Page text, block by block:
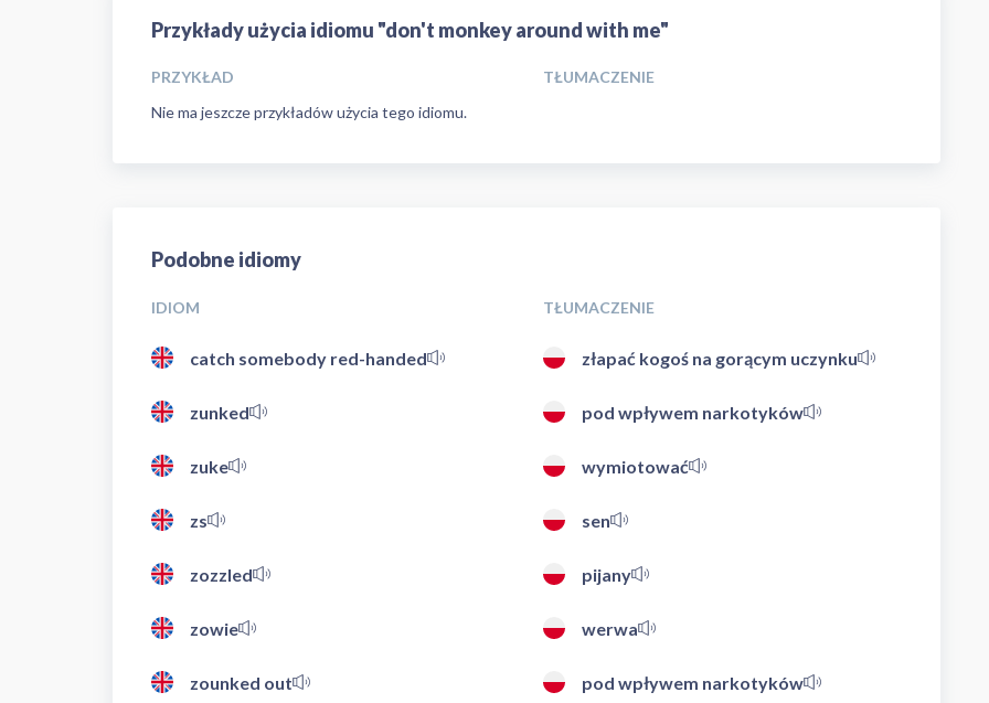
Przykłady użycia idiomu "don't monkey around with me"
PRZYKŁAD
TŁUMACZENIE
Nie ma jeszcze przykładów użycia tego idiomu.
Podobne idiomy
IDIOM TŁUMACZENIE
catch somebody red-handed złapać kogoś na gorącym uczynku
zunked pod wpływem narkotyków
zuke wymiotować
zs sen
zozzled pijany
zowie werwa
zounked out pod wpływem narkotyków